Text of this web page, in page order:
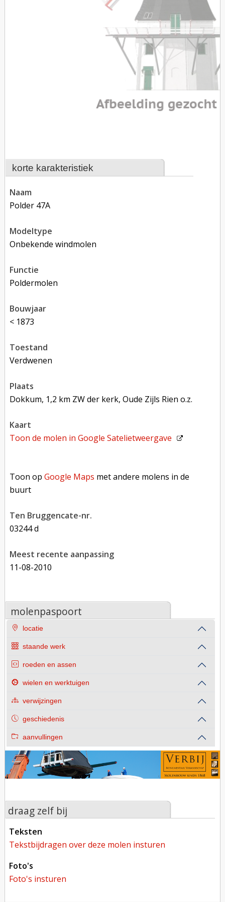
korte karakteristiek
naam
Polder 47A
modeltype
Onbekende windmolen
functie
poldermolen
bouwjaar
< 1873
toestand
verdwenen
plaats
Dokkum, 1,2 km ZW der kerk, Oude Zijls Rien o.z.
kaart
Toon de molen inGoogle Satelietweergave
Toon opGoogle Maps met andere molens in de
buurt
Ten Bruggencate-nr.
03244 d
Meest recente aanpassing
11-08-2010
molenpaspoort
locatie
staande werk
roeden en assen
wielen en werktuigen
verwijzingen
geschiedenis
aanvullingen
draag zelf bij
teksten
tekstbijdragen over deze molen insturen
foto's
foto's insturen